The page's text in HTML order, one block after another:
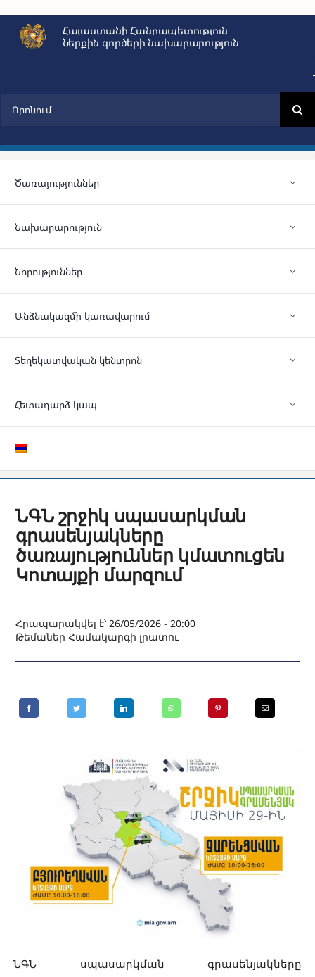
content
Հայաստանի Հանրապետություն
Ներքին գործերի նախարարություն
Ծառայություններ
Նախարարություն
Նորություններ
Անձնակազմի կառավարում
Տեղեկատվական կենտրոն
Հետադարձ կապ
ՆԳՆ շրջիկ սպասարկման
գրասենյակները
ծառայություններ կմատուցեն
Կոտայքի մարզում
Հրապարակվել է՝ 26/05/2026 - 20:00
ԹեմաներՀամակարգի լրատու
ՆԳՆ սպասարկման գրասենյակները